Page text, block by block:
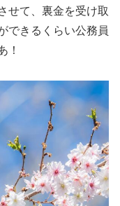
せて、裏金を受け取
できるくらい公務員
！